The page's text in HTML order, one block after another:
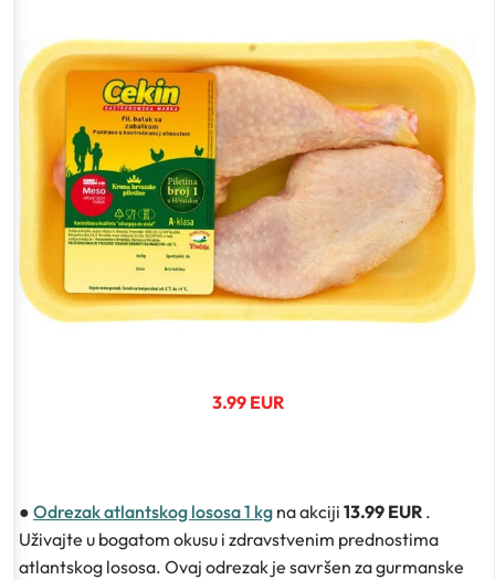
3.99 EUR
● Odrezak atlantskog lososa 1 kg na akciji 13.99 EUR .
Uživajte u bogatom okusu i zdravstvenim prednostima
atlantskog lososa. Ovaj odrezak je savršen za gurmanske